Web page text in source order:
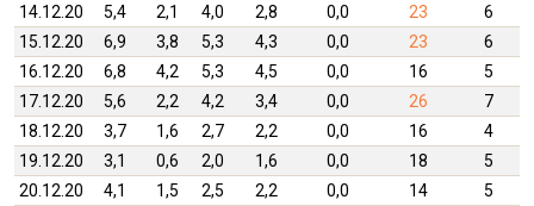
14.12.20
5,4 2,1 4,0 2,8 0,0 23
6
15.12.20
6,9 3,8 5,3 4,3 0,0 23 6
16.12.20
6,8 4,2 5,3 4,5 0,0 16
5
17.12.20
5,6 2,2 4,2 3,4 0,0 26
7
18.12.20
3,7 1,6 2,7 2,2 0,0 16 4
19.12.20
3,1 0,6 2,0 1,6 0,0 18
5
20.12.20
4,1 1,5 2,5 2,2 0,0 14 5